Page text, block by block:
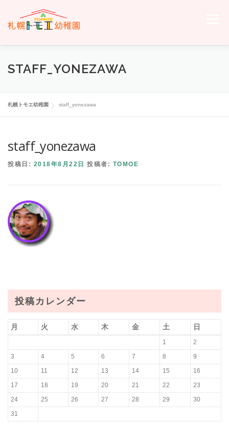
ツ
ホーム トモエについて トモエの日々
交通案内 お問い合わせ
STAFF_YONEZAWA
札幌トモエ幼稚園 staff_yonezawa
staff_yonezawa
投稿日: 2018年8月22日 投稿者: TOMOE
投稿カレンダー
月 火 水 木 金 土 日
1
2
3
4 5 6 7 8
9
10
11 12 13 14 15
16
17
18 19 20 21 22
23
24
25 26 27 28 29
30
31